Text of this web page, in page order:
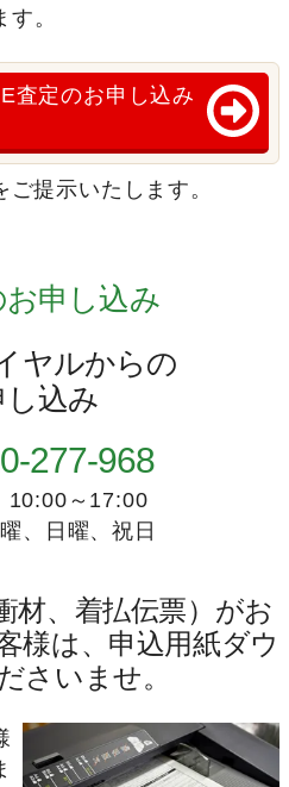
。
査定のお申し込み
提示いたします。
申し込み
ヤルからの
し込み
277-968
10:00～17:00
、日曜、祝日
材、着払伝票）がお
様は、申込用紙ダウ
さいませ。